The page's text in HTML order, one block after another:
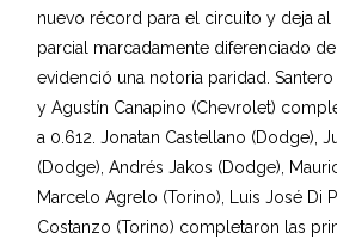
nuevo récord para el circuito y deja
parcial marcadamente diferenciado
evidenció una notoria paridad.
y Agustín Canapino (Chevrolet)
a 0.612. Jonatan Castellano (Dodge),
(Dodge), Andrés Jakos (Dodge),
Marcelo Agrelo (Torino), Luis José Di
Costanzo (Torino) completaron las